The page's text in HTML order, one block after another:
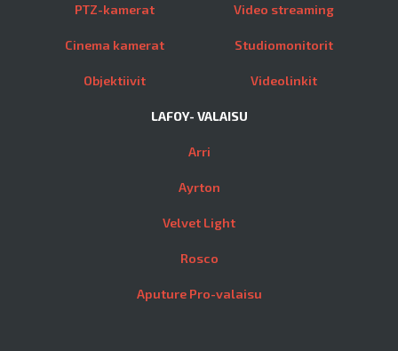
PTZ-kamerat
Cinema kamerat
Objektiivit
Video streaming
Studiomonitorit
Videolinkit
LAFOY- VALAISU
Arri
Ayrton
Velvet Light
Rosco
Aputure Pro-valaisu